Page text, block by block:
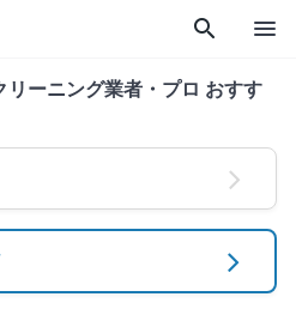
search menu
リーニング業者・プロ おすす